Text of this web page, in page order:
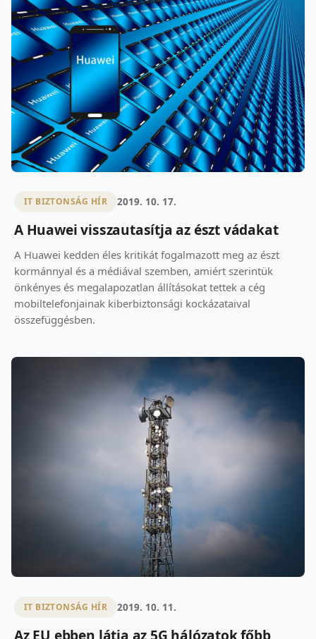
IT BIZTONSÁG HÍR 2019. 10. 17.
A Huawei visszautasítja az észt vádakat
A Huawei kedden éles kritikát fogalmazott meg az észt
kormánnyal és a médiával szemben, amiért szerintük
önkényes és megalapozatlan állításokat tettek a cég
mobiltelefonjainak kiberbiztonsági kockázataival
összefüggésben.
IT BIZTONSÁG HÍR 2019. 10. 11.
Az EU ebben látja az 5G hálózatok főbb